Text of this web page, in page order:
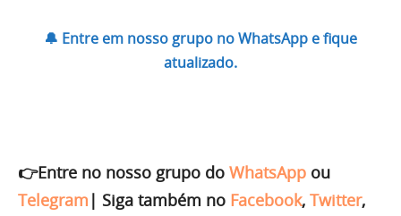
🔔 Entre em nosso grupo no WhatsApp e fique
atualizado.
👉Entre no nosso grupo do WhatsApp ou
Telegram | Siga também no Facebook, Twitter,